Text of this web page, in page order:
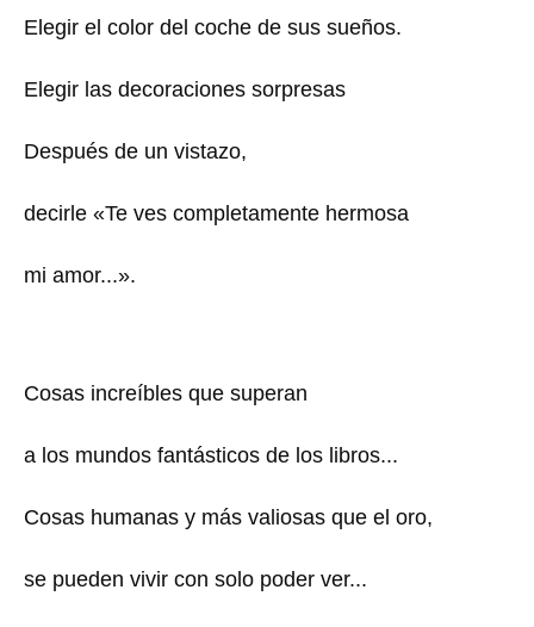
Elegir el color del coche de sus sueños.
Elegir las decoraciones sorpresas
Después de un vistazo,
decirle «Te ves completamente hermosa
mi amor...».
Cosas increíbles que superan
a los mundos fantásticos de los libros...
Cosas humanas y más valiosas que el oro,
se pueden vivir con solo poder ver...